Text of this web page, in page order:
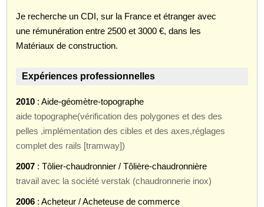
Je recherche un CDI, sur la France et étranger avec
une rémunération entre 2500 et 3000 €, dans les
Matériaux de construction.
Expériences professionnelles
2010 : Aide-géomètre-topographe
aide topographe(vérification des polygones et des des
pelles ,implémentation des cibles et des axes,réglages
complet des rails [tramway])
2007 : Tôlier-chaudronnier / Tôlière-chaudronnière
travail avec la société verstak (chaudronnerie inox)
2006 : Acheteur / Acheteuse de commerce